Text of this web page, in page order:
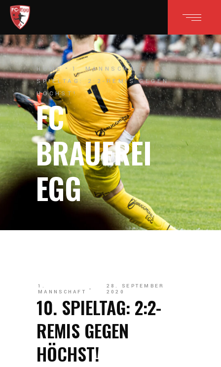
HOME 1. MANNSCHAFT
10.
SPIELTAG: 2:2-REMIS GEGEN
HÖCHST!
FC
BRAUEREI
EGG
1.
MANNSCHAFT
28. SEPTEMBER
2020
10. SPIELTAG: 2:2-
REMIS GEGEN
HÖCHST!